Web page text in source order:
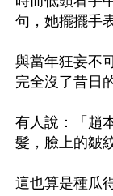
句，她擺擺手
與當年狂妄不
完全沒了昔日
有人說：「趙
髮，臉上的皺
這也算是種瓜